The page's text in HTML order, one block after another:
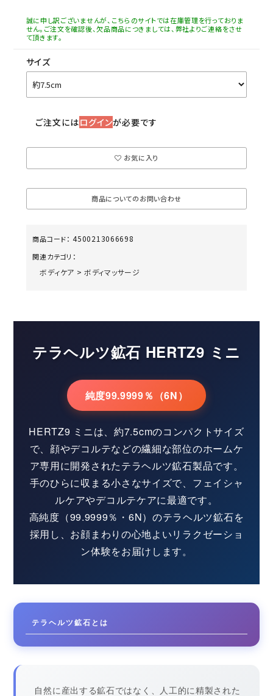
誠に申し訳ございませんが、こちらのサイトでは在庫管理を行っておりま
せん。ご注文を確認後、欠品商品につきましては、弊社よりご連絡をさせ
て頂きます。
サイズ
ご注文にはログインが必要です
お気に入り
商品についてのお問い合わせ
商品コード： 4500213066698
関連カテゴリ：
ボディケア >ボディマッサージ
テラヘルツ鉱石 HERTZ9 ミニ
純度99.9999％（6N）
HERTZ9 ミニは、約7.5cmのコンパクトサイズ
で、顔やデコルテなどの繊細な部位のホームケ
ア専用に開発されたテラヘルツ鉱石製品です。
手のひらに収まる小さなサイズで、フェイシャ
ルケアやデコルテケアに最適です。
高純度（99.9999％・6N）のテラヘルツ鉱石を
採用し、お顔まわりの心地よいリラクゼーショ
ン体験をお届けします。
テラヘルツ鉱石とは
自然に産出する鉱石ではなく、人工的に精製された